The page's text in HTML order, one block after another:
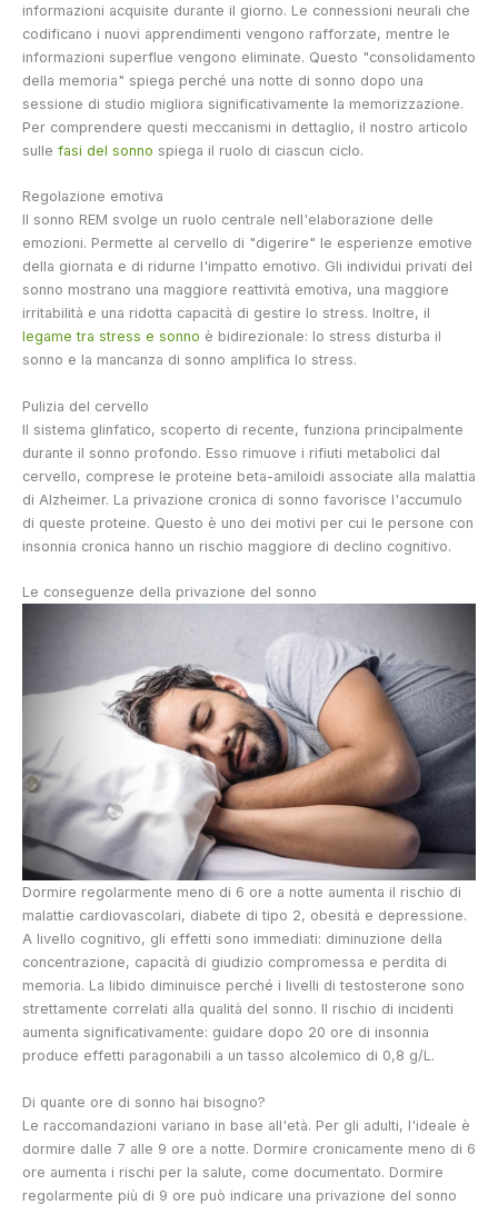
informazioni acquisite durante il giorno. Le connessioni neurali che
codificano i nuovi apprendimenti vengono rafforzate, mentre le
informazioni superflue vengono eliminate. Questo "consolidamento
della memoria" spiega perché una notte di sonno dopo una
sessione di studio migliora significativamente la memorizzazione.
Per comprendere questi meccanismi in dettaglio, il nostro articolo
sulle fasi del sonno spiega il ruolo di ciascun ciclo.
Regolazione emotiva
Il sonno REM svolge un ruolo centrale nell'elaborazione delle
emozioni. Permette al cervello di "digerire" le esperienze emotive
della giornata e di ridurne l'impatto emotivo. Gli individui privati del
sonno mostrano una maggiore reattività emotiva, una maggiore
irritabilità e una ridotta capacità di gestire lo stress. Inoltre, il
legame tra stress e sonno è bidirezionale: lo stress disturba il
sonno e la mancanza di sonno amplifica lo stress.
Pulizia del cervello
Il sistema glinfatico, scoperto di recente, funziona principalmente
durante il sonno profondo. Esso rimuove i rifiuti metabolici dal
cervello, comprese le proteine beta-amiloidi associate alla malattia
di Alzheimer. La privazione cronica di sonno favorisce l'accumulo
di queste proteine. Questo è uno dei motivi per cui le persone con
insonnia cronica hanno un rischio maggiore di declino cognitivo.
Le conseguenze della privazione del sonno
Dormire regolarmente meno di 6 ore a notte aumenta il rischio di
malattie cardiovascolari, diabete di tipo 2, obesità e depressione.
A livello cognitivo, gli effetti sono immediati: diminuzione della
concentrazione, capacità di giudizio compromessa e perdita di
memoria. La libido diminuisce perché i livelli di testosterone sono
strettamente correlati alla qualità del sonno. Il rischio di incidenti
aumenta significativamente: guidare dopo 20 ore di insonnia
produce effetti paragonabili a un tasso alcolemico di 0,8 g/L.
Di quante ore di sonno hai bisogno?
Le raccomandazioni variano in base all'età. Per gli adulti, l'ideale è
dormire dalle 7 alle 9 ore a notte. Dormire cronicamente meno di 6
ore aumenta i rischi per la salute, come documentato. Dormire
regolarmente più di 9 ore può indicare una privazione del sonno